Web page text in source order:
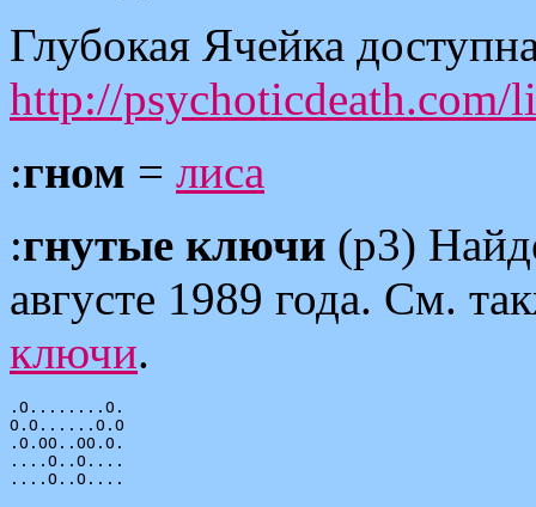
Глубокая Ячейка
http://psychoticdeath.com/
:гном = лиса
:гнутые ключи (p3)
августе 1989 года. См.
ключи.
.O........O.
O.O......O.O
.O.OO..OO.O.
....O..O....